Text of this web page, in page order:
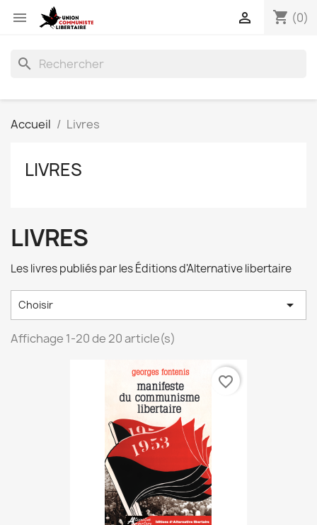
 shopping_cart (0)

search
Accueil Livres
LIVRES
LIVRES
Les livres publiés par les Éditions d'Alternative libertaire
Choisir 
Affichage 1-20 de 20 article(s)
favorite_border